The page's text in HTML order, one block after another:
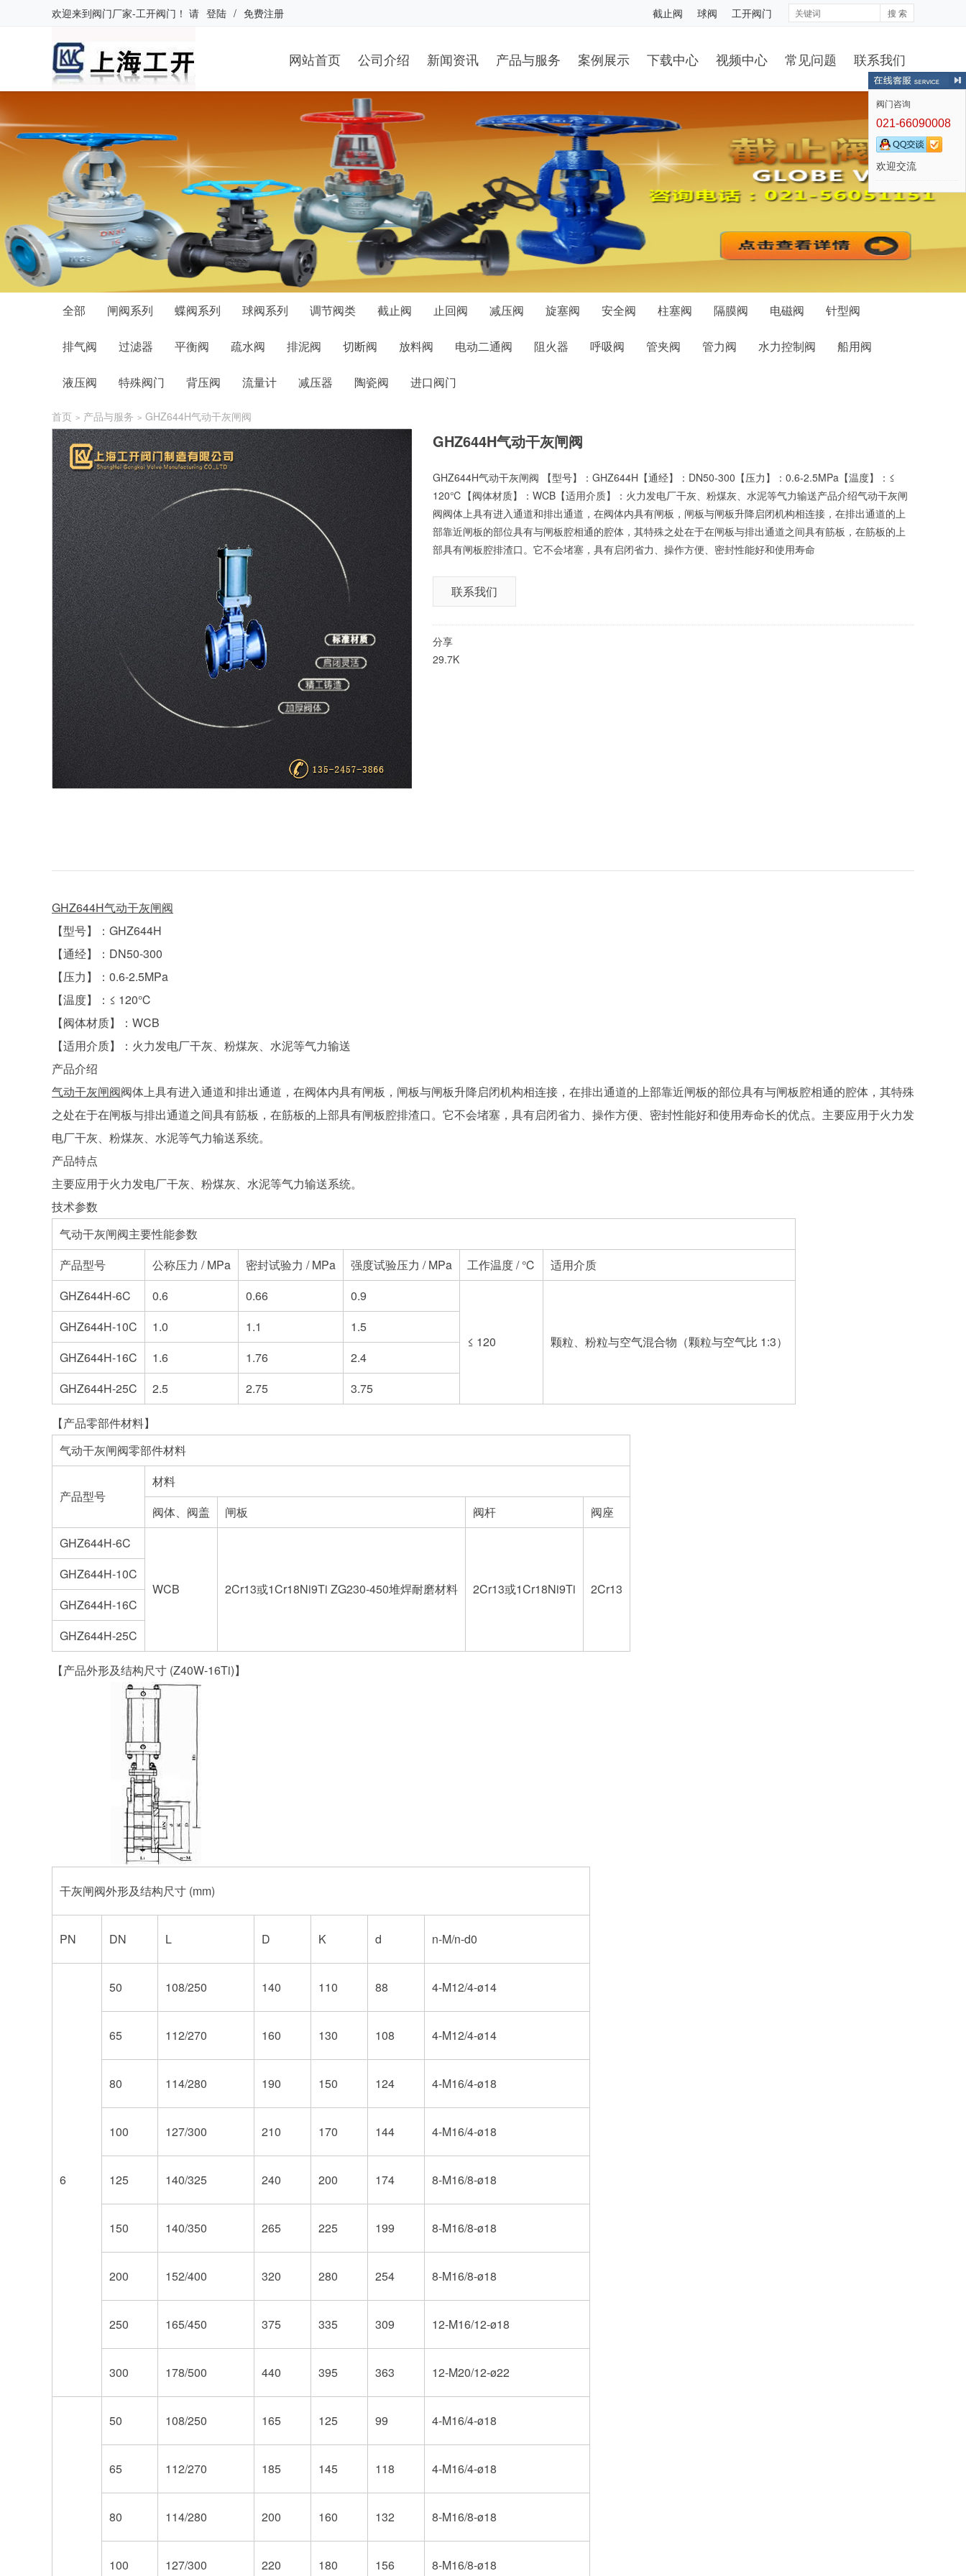
截止阀 球阀 工开阀门
欢迎来到阀门厂家-工开阀门 ！ 请 登陆 / 免费注册 搜 索
网站首页 公司介绍 新闻资讯 产品与服务 案例展示 下载中心 视频中心 常见问题 联系我们
全部 闸阀系列 蝶阀系列 球阀系列 调节阀类 截止阀 止回阀 减压阀 旋塞阀 安全阀 柱塞阀 隔膜阀 电磁阀 针型阀
排气阀 过滤器 平衡阀 疏水阀 排泥阀 切断阀 放料阀 电动二通阀 阻火器 呼吸阀 管夹阀 管力阀 水力控制阀 船用阀
液压阀 特殊阀门 背压阀 流量计 减压器 陶瓷阀 进口阀门
首页 > 产品与服务 > GHZ644H气动干灰闸阀
GHZ644H气动干灰闸阀
GHZ644H气动干灰闸阀 【型号】：GHZ644H【通经】：DN50-300【压力】：0.6-2.5MPa【温度】：≤
120℃【阀体材质】：WCB【适用介质】：火力发电厂干灰、粉煤灰、水泥等气力输送产品介绍气动干灰闸
阀阀体上具有进入通道和排出通道，在阀体内具有闸板，闸板与闸板升降启闭机构相连接，在排出通道的上
部靠近闸板的部位具有与闸板腔相通的腔体，其特殊之处在于在闸板与排出通道之间具有筋板，在筋板的上
部具有闸板腔排渣口。它不会堵塞，具有启闭省力、操作方便、密封性能好和使用寿命
联系我们
分享
29.7K
GHZ644H气动干灰闸阀
【型号】：GHZ644H
【通经】：DN50-300
【压力】：0.6-2.5MPa
【温度】：≤ 120℃
【阀体材质】：WCB
【适用介质】：火力发电厂干灰、粉煤灰、水泥等气力输送
产品介绍
气动干灰闸阀阀体上具有进入通道和排出通道，在阀体内具有闸板，闸板与闸板升降启闭机构相连接，在排出通道的上部靠近闸板的部位具有与闸板腔相通的腔体，其特殊
之处在于在闸板与排出通道之间具有筋板，在筋板的上部具有闸板腔排渣口。它不会堵塞，具有启闭省力、操作方便、密封性能好和使用寿命长的优点。主要应用于火力发
电厂干灰、粉煤灰、水泥等气力输送系统。
产品特点
主要应用于火力发电厂干灰、粉煤灰、水泥等气力输送系统。
技术参数
气动干灰闸阀主要性能参数
产品型号
公称压力 / MPa 密封试验力 / MPa 强度试验压力 / MPa 工作温度 / ℃
适用介质
GHZ644H-6C
0.6 0.66 0.9
≤ 120 颗粒、粉粒与空气混合物（颗粒与空气比 1:3）
GHZ644H-10C 1.0 1.1
1.5
GHZ644H-16C
1.6 1.76
2.4
GHZ644H-25C
2.5 2.75 3.75
【产品零部件材料】
气动干灰闸阀零部件材料
产品型号
材料
阀体、阀盖
闸板 阀杆
阀座
GHZ644H-6C
WCB 2Cr13或1Cr18Ni9Ti ZG230-450堆焊耐磨材料 2Cr13或1Cr18Ni9Ti 2Cr13
GHZ644H-10C
GHZ644H-16C
GHZ644H-25C
【产品外形及结构尺寸 (Z40W-16Ti)】
干灰闸阀外形及结构尺寸 (mm)
PN DN L D K d n-M/n-d0
6
50 108/250 140 110 88 4-M12/4-ø14
65 112/270 160 130 108 4-M12/4-ø14
80 114/280 190 150 124 4-M16/4-ø18
100 127/300 210 170 144 4-M16/4-ø18
125 140/325 240 200 174 8-M16/8-ø18
150 140/350 265 225 199 8-M16/8-ø18
200 152/400 320 280 254 8-M16/8-ø18
250 165/450 375 335 309 12-M16/12-ø18
300 178/500 440 395 363 12-M20/12-ø22
50 108/250 165 125 99 4-M16/4-ø18
65 112/270 185 145 118 4-M16/4-ø18
80 114/280 200 160 132 8-M16/8-ø18
100 127/300 220 180 156 8-M16/8-ø18
阀门咨询
021-66090008
欢迎交流